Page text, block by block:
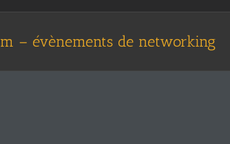
– évènements de networking